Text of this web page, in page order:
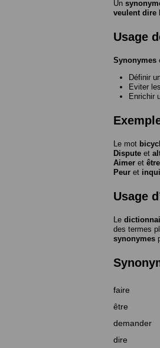
Un
veulent dire
Usage
Synonymes
Définir
Eviter
Enrichir
Le mot
Dispute et
Aimer et
Peur et
Usage
Le
des termes
synonymes
faire
être
demander
dire